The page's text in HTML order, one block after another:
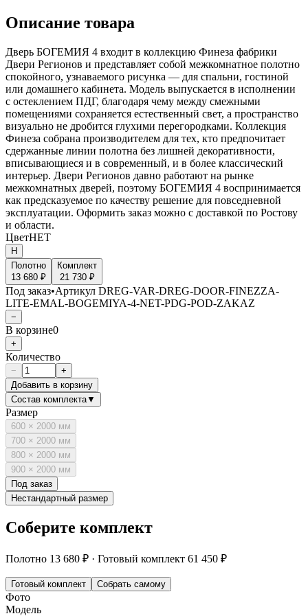
Описание товара
Дверь БОГЕМИЯ 4 входит в коллекцию Финеза фабрики
Двери Регионов и представляет собой межкомнатное полотно
спокойного, узнаваемого рисунка — для спальни, гостиной
или домашнего кабинета. Модель выпускается в исполнении
с остеклением ПДГ, благодаря чему между смежными
помещениями сохраняется естественный свет, а пространство
визуально не дробится глухими перегородками. Коллекция
Финеза собрана производителем для тех, кто предпочитает
сдержанные линии полотна без лишней декоративности,
вписывающиеся и в современный, и в более классический
интерьер. Двери Регионов давно работают на рынке
межкомнатных дверей, поэтому БОГЕМИЯ 4 воспринимается
как предсказуемое по качеству решение для повседневной
эксплуатации. Оформить заказ можно с доставкой по Ростову
и области.
ЦветНЕТ
Н
Полотно
13 680 ₽
Комплект
21 730 ₽
Под заказ•Артикул DREG-VAR-DREG-DOOR-FINEZZA-
LITE-EMAL-BOGEMIYA-4-NET-PDG-POD-ZAKAZ
−
В корзине0
+
Количество
−
+
Добавить в корзину
Состав комплекта▼
Размер
600 × 2000 мм
700 × 2000 мм
800 × 2000 мм
900 × 2000 мм
Под заказ
Нестандартный размер
Соберите комплект
Полотно 13 680 ₽ · Готовый комплект 61 450 ₽
Готовый комплект Собрать самому
Фото
Модель